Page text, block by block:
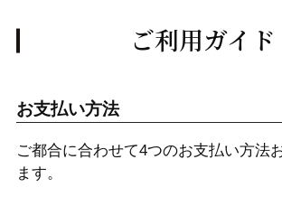
ご利用ガイド
お支払い方法
ご都合に合わせて4つのお支払い方法
ます。